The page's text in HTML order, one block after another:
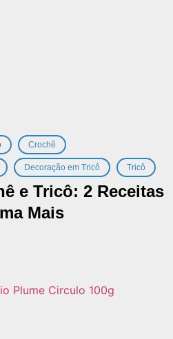
, Crochê ,
, Decoração em Tricô , Tricô
e Tricô: 2 Receitas
Mais